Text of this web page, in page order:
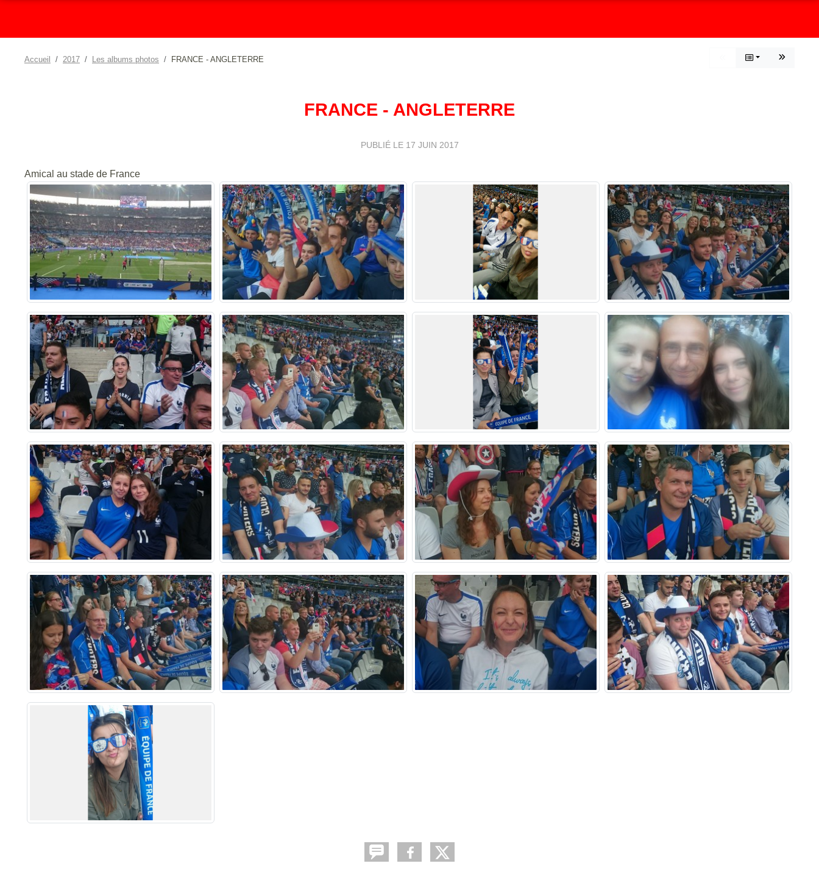
Accueil 2017 Les albums photos FRANCE - ANGLETERRE
FRANCE - ANGLETERRE
PUBLIÉ LE 17 JUIN 2017
Amical au stade de France